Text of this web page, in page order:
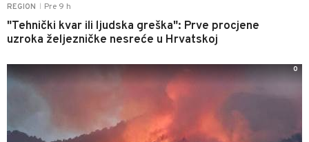
REGION Pre 9 h
"Tehnički kvar ili ljudska greška": Prve procjene
uzroka željezničke nesreće u Hrvatskoj
0